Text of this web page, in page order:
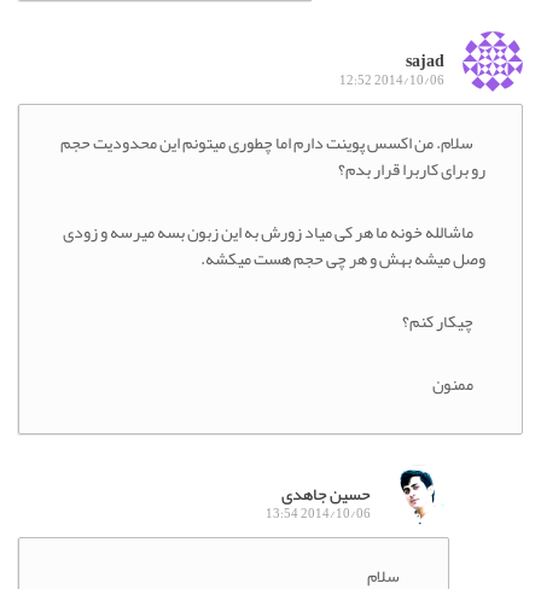
sajad
2014/10/06 12:52
من اکسس پوینت دارم اما چطوری میتونم این محدودیت حجم
کاربرا قرار بدم؟
خونه ما هر کی میاد زورش به این زبون بسه میرسه و زودی
میشه بهش و هر چی حجم هست میکشه.
حسین جاهدی
2014/10/06 13:54